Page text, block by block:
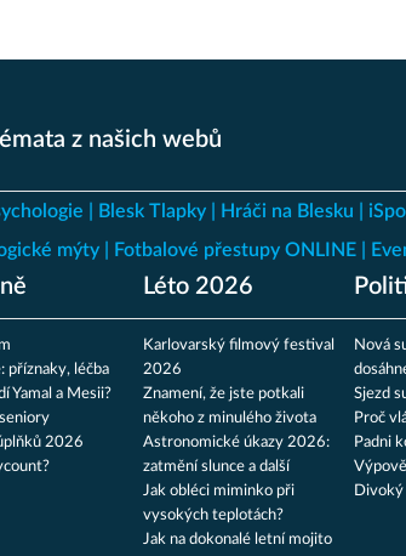
z našich webů
Blesk Tlapky Hráči na Blesku
mýty
Fotbalové přestupy ONLINE
příznaky, léčba
Yamal a Mesii?
2026
Léto 2026
Karlovarský filmový festival
2026
Znamení, že jste potkali
někoho z minulého života
Astronomické úkazy 2026:
zatmění slunce a další
Jak obléci miminko při
vysokých teplotách?
Jak na dokonalé letní mojito
Nová
Sjezd
Proč
Padni
Divoký